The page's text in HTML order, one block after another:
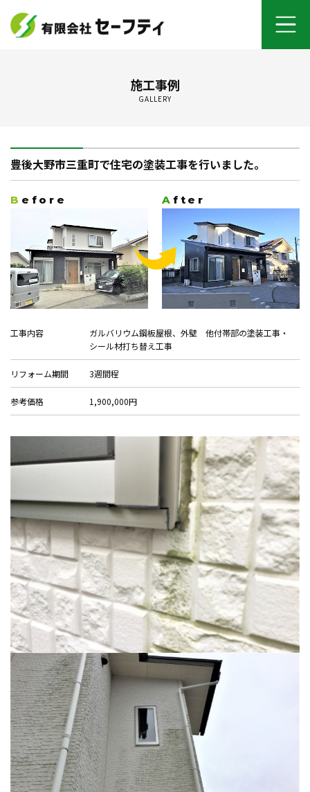
セーフティについて
ご契約までの流れ
お客さまの声
プライバシーポリシー
お問い合わせ
施工事例
お知らせ
スタッフブログ
施工事例
GALLERY
豊後大野市三重町で住宅の塗装工事を行いました。
Before After
工事内容
ガルバリウム鋼板屋根、外壁 他付帯部の塗装工事・
シール材打ち替え工事
リフォーム期間 3週間程
参考価格 1,900,000円